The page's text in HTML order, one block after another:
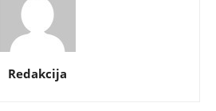
Redakcija